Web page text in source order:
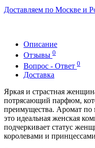
Доставляем по Москве и
Описание
Отзывы 0
Вопрос - Ответ 0
Доставка
Яркая и страстная
потрясающий парфюм,
преимущества. Аромат по
это идеальная женская
подчеркивает статус
королевами и